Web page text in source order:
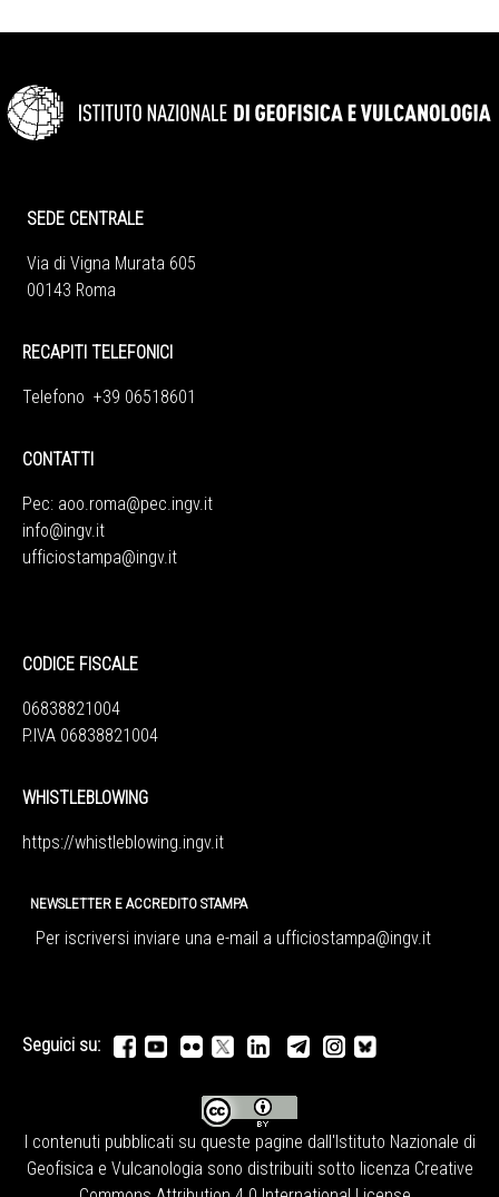
SEDE CENTRALE
Via di Vigna Murata 605
00143 Roma
RECAPITI TELEFONICI
Telefono +39 06518601
CONTATTI
Pec: aoo.roma@pec.ingv.it
info@ingv.it
ufficiostampa@ingv.it
CODICE FISCALE
06838821004
P.IVA 06838821004
WHISTLEBLOWING
https://whistleblowing.ingv.it
NEWSLETTER E ACCREDITO STAMPA
Per iscriversi inviare una e-mail a ufficiostampa@ingv.it
Seguici su:
I contenuti pubblicati su queste pagine dall' Istituto Nazionale di
Geofisica e Vulcanologia sono distribuiti sotto licenza Creative